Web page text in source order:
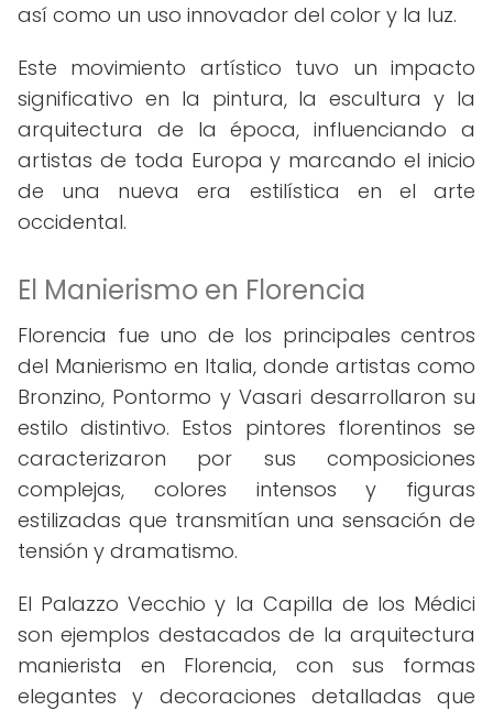
así como un uso innovador del color y la luz.
Este movimiento artístico tuvo un impacto
significativo en la pintura, la escultura y la
arquitectura de la época, influenciando a
artistas de toda Europa y marcando el inicio
de una nueva era estilística en el arte
occidental.
El Manierismo en Florencia
Florencia fue uno de los principales centros
del Manierismo en Italia, donde artistas como
Bronzino, Pontormo y Vasari desarrollaron su
estilo distintivo. Estos pintores florentinos se
caracterizaron por sus composiciones
complejas, colores intensos y figuras
estilizadas que transmitían una sensación de
tensión y dramatismo.
El Palazzo Vecchio y la Capilla de los Médici
son ejemplos destacados de la arquitectura
manierista en Florencia, con sus formas
elegantes y decoraciones detalladas que